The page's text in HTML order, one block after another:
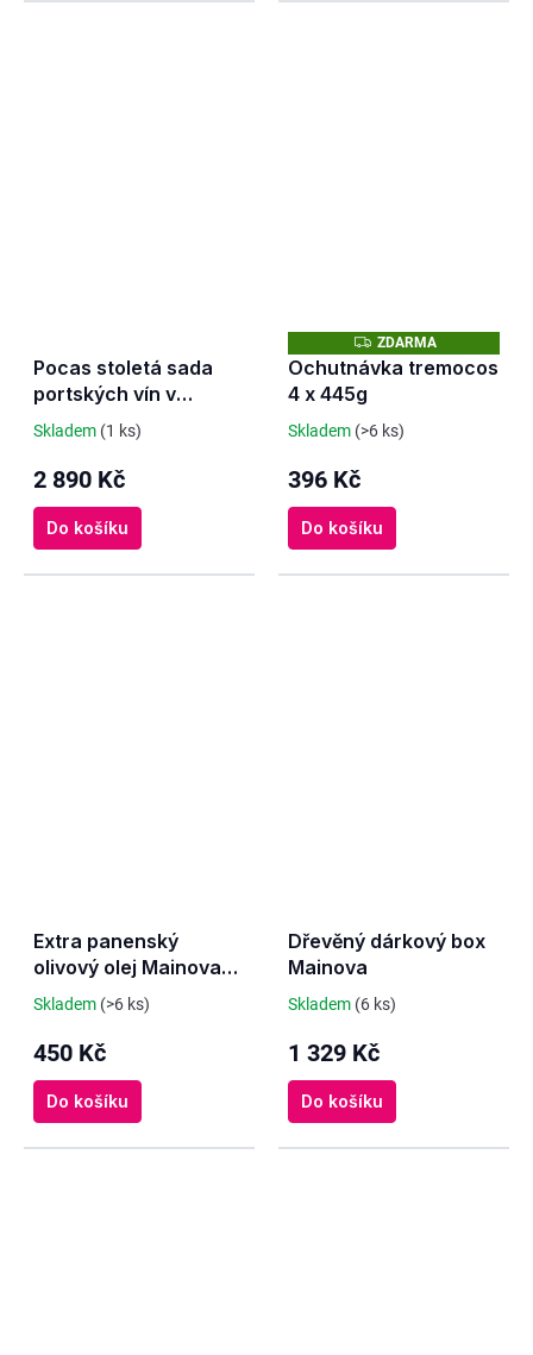
Pocas stoletá sada
portských vín v
dárkovém boxu
Skladem (1 ks)
2 890 Kč
Do košíku
Z
D
A
A
ZDARMA
Ochutnávka tremocos
4 x 445g
Skladem (>6 ks)
396 Kč
Do košíku
Extra panenský
olivový olej Mainova
Clássico 500 ml v
dárkovém balení
Skladem (>6 ks)
450 Kč
Do košíku
Dřevěný dárkový box
Mainova
Skladem (6 ks)
1 329 Kč
Do košíku